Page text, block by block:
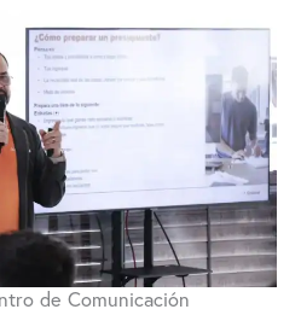
de Comunicación